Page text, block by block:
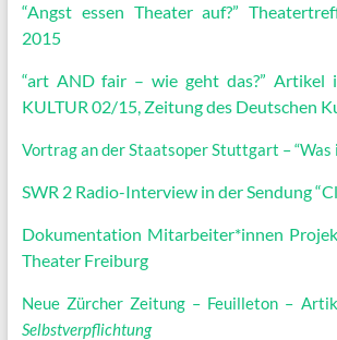
“Angst essen Theater auf?”
2015
“art AND fair – wie geht das?” Artikel
KULTUR 02/15, Zeitung des Deutschen
Vortrag an der Staatsoper Stuttgart – “Was
SWR 2 Radio-Interview in der Sendung
Dokumentation Mitarbeiter*innen
Theater Freiburg
Neue Zürcher Zeitung – Feuilleton –
Selbstverpflichtung